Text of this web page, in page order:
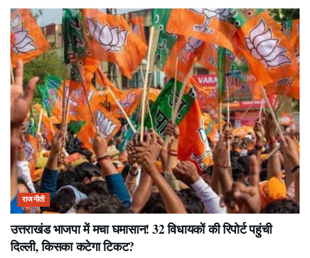
राजनीती
उत्तराखंड भाजपा में मचा घमासान! 32 विधायकों की रिपोर्ट पहुंची
दिल्ली, किसका कटेगा टिकट?